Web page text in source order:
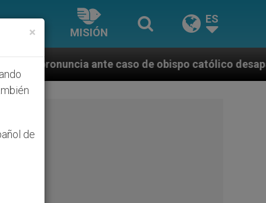
MISIÓN
ES
caso de obispo católico desaparecido por la
×
de